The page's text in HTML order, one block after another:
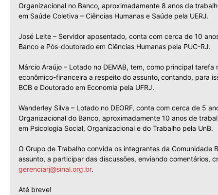
Organizacional no Banco, aproximadamente 8 anos de
em Saúde Coletiva – Ciências Humanas e Saúde pela UERJ.
José Leite – Servidor aposentado, conta com cerca de 10
Banco e Pós-doutorado em Ciências Humanas pela PUC-RJ.
Márcio Araújo – Lotado no DEMAB, tem, como principal
econômico-financeira a respeito do assunto, contando, para
BCB e Doutorado em Economia pela UFRJ.
Wanderley Silva – Lotado no DEORF, conta com cerca de 5
Organizacional do Banco, aproximadamente 10 anos de
em Psicologia Social, Organizacional e do Trabalho pela UnB.
O Grupo de Trabalho convida os integrantes da Comunidade
assunto, a participar das discussões, enviando comentários,
gerenciarj@sinal.org.br.
Até breve!